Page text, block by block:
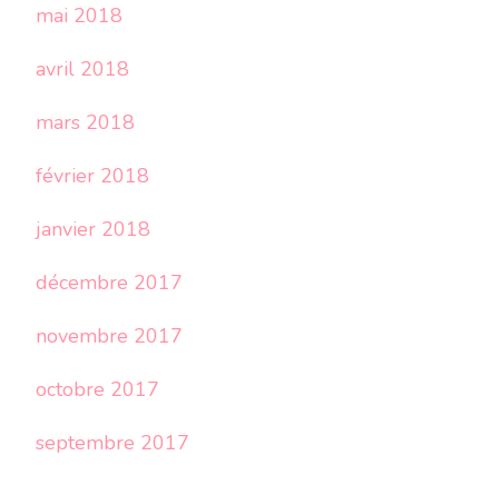
mai 2018
avril 2018
mars 2018
février 2018
janvier 2018
décembre 2017
novembre 2017
octobre 2017
septembre 2017